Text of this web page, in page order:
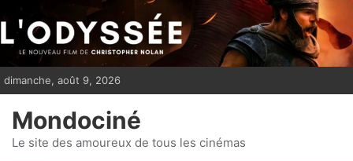
i
p
tdimanche, août 9, 2026
Mondociné
Le site des amoureux de tous les cinémas